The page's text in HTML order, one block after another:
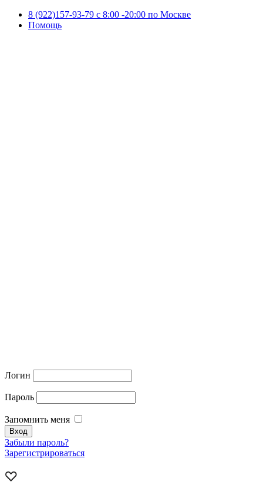
8 (922)157-93-79 c 8:00 -20:00 по Москве
Помощь
Логин
Пароль
Запомнить меня
Забыли пароль?
Зарегистрироваться